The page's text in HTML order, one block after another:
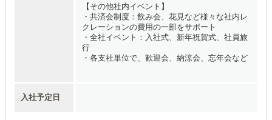
【その他社内イベント】
・共済会制度：飲み会、花見など様々な社内レ
クレーションの費用の一部をサポート
・全社イベント：入社式、新年祝賀式、社員旅
行
・各支社単位で、歓迎会、納涼会、忘年会など
入社予定日